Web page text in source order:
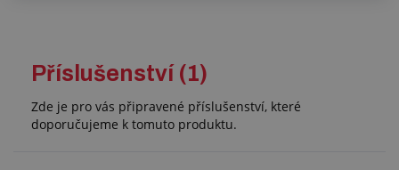
Příslušenství (1)
Zde je pro vás připravené příslušenství, které
doporučujeme k tomuto produktu.